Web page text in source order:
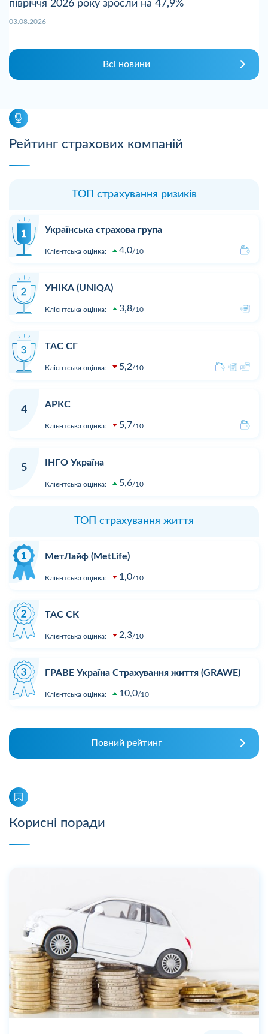
півріччя 2026 року зросли на 47,9%
03.08.2026
Всі новини
Рейтинг страхових компаній
ТОП страхування ризиків
Українська страхова група
Клієнтська оцінка: 4,0 10
УНІКА (UNIQA)
Клієнтська оцінка: 3,8 10
ТАС СГ
Клієнтська оцінка: 5,2 10
4
АРКС
Клієнтська оцінка: 5,7 10
5
ІНГО Україна
Клієнтська оцінка: 5,6 10
ТОП страхування життя
МетЛайф (MetLife)
Клієнтська оцінка: 1,0 10
ТАС СК
Клієнтська оцінка: 2,3 10
ГРАВЕ Україна Страхування життя (GRAWE)
Клієнтська оцінка: 10,0 10
Повний рейтинг
Корисні поради